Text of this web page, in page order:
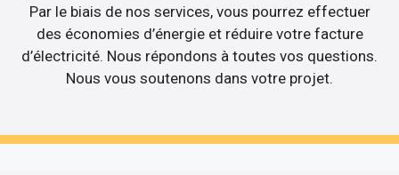
Par le biais de nos services, vous pourrez effectuer
des économies d’énergie et réduire votre facture
d’électricité. Nous répondons à toutes vos questions.
Nous vous soutenons dans votre projet.